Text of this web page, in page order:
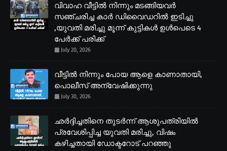
വിവാഹ വീട്ടിൽ നിന്നും മടങ്ങിയവർ
സഞ്ചരിച്ച കാർ ഡിവൈഡറിൽ ഇടിച്ചു
,യുവതി മരിച്ചു മൂന്ന് കുട്ടികൾ ഉൾപെടെ 4
പേർക്ക് പരിക്ക്
July 20, 2026
വീട്ടിൽ നിന്നും പോയ ആളെ കാണാതായി,
പൊലീസ് അന്വേഷിക്കുന്നു
July 30, 2026
ഛർദ്ദിച്ചതിനെ തുടർന്ന് ആശുപത്രിയിൽ
പ്രവേശിപ്പിച്ച യുവതി മരിച്ചു, വിഷം
കഴിച്ചതായി ഡോക്ടറോട് പറഞ്ഞു